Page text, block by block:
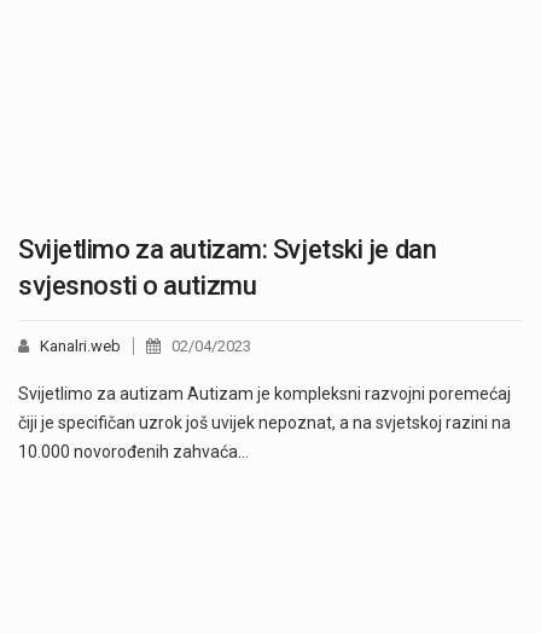
Svijetlimo za autizam: Svjetski je dan
svjesnosti o autizmu
Kanalri.web 02/04/2023
Svijetlimo za autizam Autizam je kompleksni razvojni poremećaj
čiji je specifičan uzrok još uvijek nepoznat, a na svjetskoj razini na
10.000 novorođenih zahvaća…